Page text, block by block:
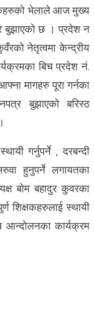
भेलाले आज मुख्य
बुझाएको छ । प्रदेश न
नेतृत्वमा केन्द्रीय
बिच प्रदेश नं.
मागहरु पूरा गर्नका
बुझाएको बरिस्ठ
गर्नुपर्ने , दरबन्दी
हुनुपर्ने लगायतका
बोम बहादुर कुवरका
शिक्षकहरुलाई स्थायी
आन्दोलनका कार्यक्रम